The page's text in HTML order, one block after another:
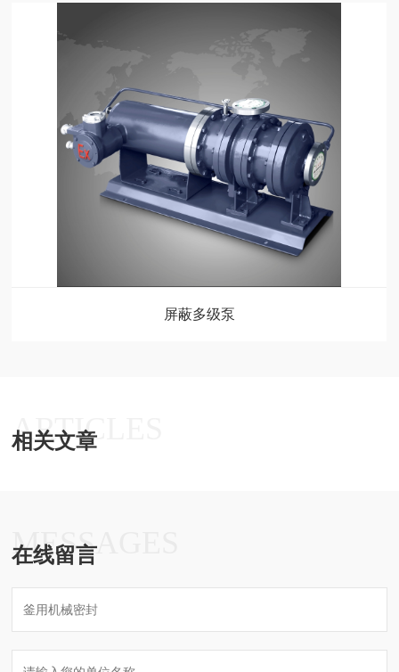
屏蔽多级泵
ARTICLES
相关文章
MESSAGES
在线留言